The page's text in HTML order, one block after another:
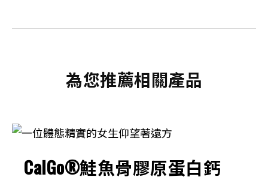
為您推薦相關產品
CalGo®鮭魚骨膠原蛋白鈣